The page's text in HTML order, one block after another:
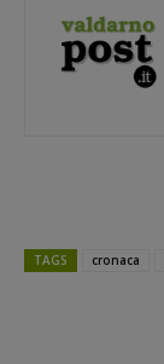
TAGS cronaca